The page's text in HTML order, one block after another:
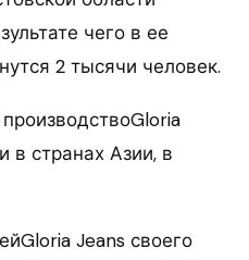
чего в ее
2 тысячи человек.
в странах Азии, в
Jeans своего